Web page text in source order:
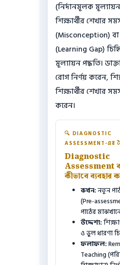
(নির্দানমূলক
শিক্ষার্থীর শেখার
(Misconception)
(Learning Gap)
মূল্যায়ন পদ্ধতি।
রোগ নির্ণয় করেন,
শিক্ষার্থীর শেখার
করেন।
🔍 DIAGNOSTIC
ASSESSMENT-এর
Diagnostic
Assessment
কীভাবে ব্যবহার
কখন:নতুন
(Pre-
পাঠের
উদ্দেশ্য:
ও ভুল ধারণা
ফলাফল:
Teaching